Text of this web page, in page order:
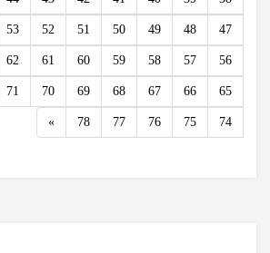
47
48
49
50
51
52
53
56
57
58
59
60
61
62
65
66
67
68
69
70
71
74
75
76
77
78
»
Next